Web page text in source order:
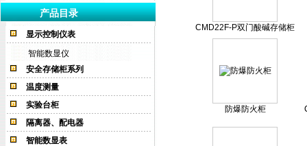
产品目录
显示控制仪表
智能数显仪
安全存储柜系列
温度测量
实验台柜
隔离器、配电器
智能数显表
CMD22F-P双门酸碱存储柜
防爆防火柜